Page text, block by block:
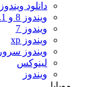
دانلود ویندوز 10
ویندوز 8 و 8.1
ویندوز 7
ویندوز xp
ویندوز سرور
لینوکس
ویندوز